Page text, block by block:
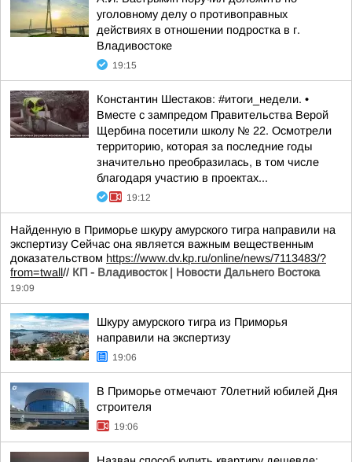
уголовному делу о противоправных
действиях в отношении подростка в г.
Владивостоке
19:15
Константин Шестаков: #итоги_недели. •
Вместе с зампредом Правительства Верой
Щербина посетили школу № 22. Осмотрели
территорию, которая за последние годы
значительно преобразилась, в том числе
благодаря участию в проектах...
19:12
Найденную в Приморье шкуру амурского тигра направили на
экспертизу Сейчас она является важным вещественным
доказательством https://www.dv.kp.ru/online/news/7113483/?
from=twall// КП - Владивосток | Новости Дальнего Востока
19:09
Шкуру амурского тигра из Приморья
направили на экспертизу
19:06
В Приморье отмечают 70летний юбилей Дня
строителя
19:06